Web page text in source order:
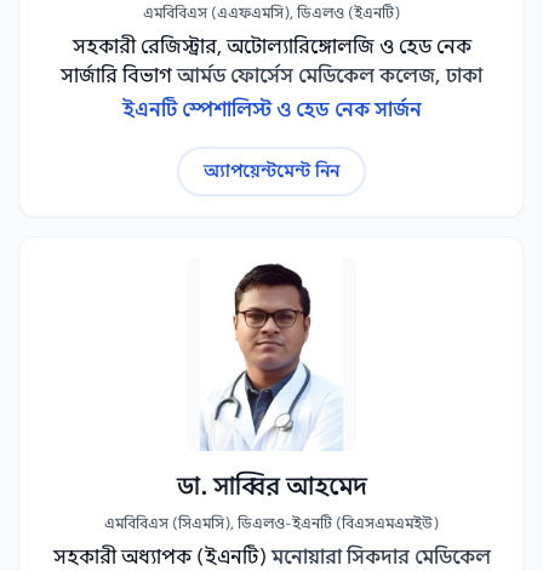
এমবিবিএস (এএফএমসি), ডিএলও (ইএনটি)
সহকারী রেজিস্ট্রার, অটোল্যারিঙ্গোলজি ও হেড নেক
সার্জারি বিভাগ আর্মড ফোর্সেস মেডিকেল কলেজ, ঢাকা
ইএনটি স্পেশালিস্ট ও হেড নেক সার্জন
অ্যাপয়েন্টমেন্ট নিন
ডা. সাব্বির আহমেদ
এমবিবিএস (সিএমসি), ডিএলও-ইএনটি (বিএসএমএমইউ)
সহকারী অধ্যাপক (ইএনটি) মনোয়ারা সিকদার মেডিকেল